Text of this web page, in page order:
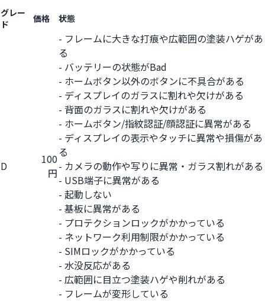
グレー
ド
価格 状態
D
100
円
- フレームに大きな打痕や広範囲の塗装ハゲがあ
る
- バッテリーの状態がBad
- ホームボタン以外のボタンに不具合がある
- ディスプレイのガラスに割れや欠けがある
- 背面のガラスに割れや欠けがある
- ホームボタン/指紋認証/顔認証に異常がある
- ディスプレイの表示やタッチに異常や損傷があ
る
- カメラの動作や写りに異常・ガラス割れがある
- USB端子に異常がある
- 起動しない
- 基板に異常がある
- プロテクションロックがかかっている
- ネットワーク利用制限がかかっている
- SIMロックがかかっている
- 水没反応がある
- 広範囲に目立つ塗装ハゲや削れがある
- フレームが変形している